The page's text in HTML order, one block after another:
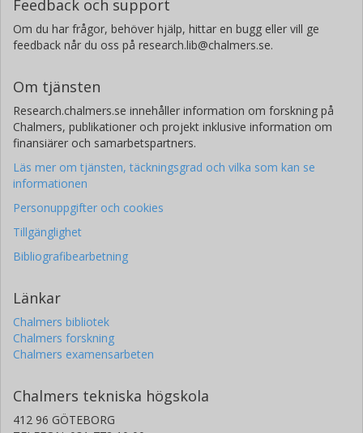
Feedback och support
Om du har frågor, behöver hjälp, hittar en bugg eller vill ge
feedback når du oss på research.lib@chalmers.se.
Om tjänsten
Research.chalmers.se innehåller information om forskning på
Chalmers, publikationer och projekt inklusive information om
finansiärer och samarbetspartners.
Läs mer om tjänsten, täckningsgrad och vilka som kan se
informationen
Personuppgifter och cookies
Tillgänglighet
Bibliografibearbetning
Länkar
Chalmers bibliotek
Chalmers forskning
Chalmers examensarbeten
Chalmers tekniska högskola
412 96 GÖTEBORG